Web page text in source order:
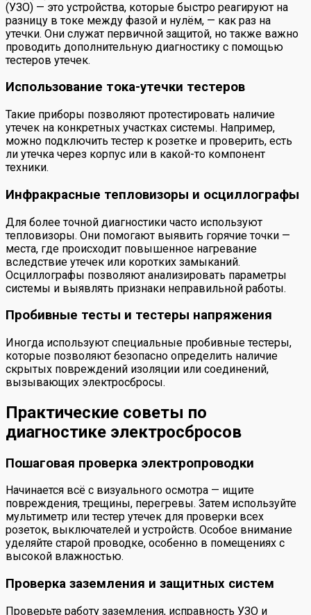
(УЗО) — это устройства, которые быстро реагируют на
разницу в токе между фазой и нулём, — как раз на
утечки. Они служат первичной защитой, но также важно
проводить дополнительную диагностику с помощью
тестеров утечек.
Использование тока-утечки тестеров
Такие приборы позволяют протестировать наличие
утечек на конкретных участках системы. Например,
можно подключить тестер к розетке и проверить, есть
ли утечка через корпус или в какой-то компонент
техники.
Инфракрасные тепловизоры и осциллографы
Для более точной диагностики часто используют
тепловизоры. Они помогают выявить горячие точки —
места, где происходит повышенное нагревание
вследствие утечек или коротких замыканий.
Осциллографы позволяют анализировать параметры
системы и выявлять признаки неправильной работы.
Пробивные тесты и тестеры напряжения
Иногда используют специальные пробивные тестеры,
которые позволяют безопасно определить наличие
скрытых повреждений изоляции или соединений,
вызывающих электросбросы.
Практические советы по
диагностике электросбросов
Пошаговая проверка электропроводки
Начинается всё с визуального осмотра — ищите
повреждения, трещины, перегревы. Затем используйте
мультиметр или тестер утечек для проверки всех
розеток, выключателей и устройств. Особое внимание
уделяйте старой проводке, особенно в помещениях с
высокой влажностью.
Проверка заземления и защитных систем
Проверьте работу заземления, исправность УЗО и